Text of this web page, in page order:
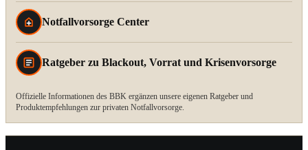
Notfallvorsorge Center
Ratgeber zu Blackout, Vorrat und Krisenvorsorge
Offizielle Informationen des BBK ergänzen unsere eigenen Ratgeber und
Produktempfehlungen zur privaten Notfallvorsorge.